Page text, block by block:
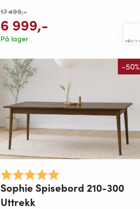
17 499,-
6 999,-
På lager
-50%
Karakter:
Sophie Spisebord 210-300
Uttrekk